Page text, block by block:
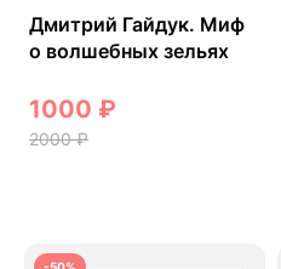
Дмитрий Гайдук. Миф
о волшебных зельях
1000 ₽
2000₽
-50%